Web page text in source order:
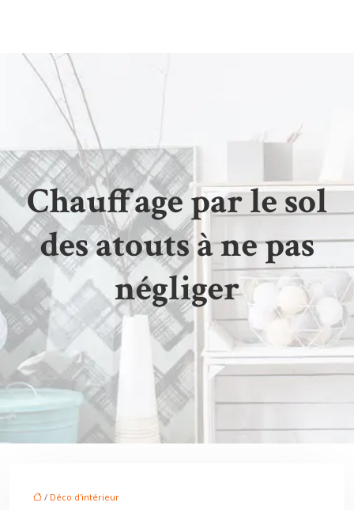
Chauffage par le sol
des atouts à ne pas
négliger
/ Déco d'intérieur